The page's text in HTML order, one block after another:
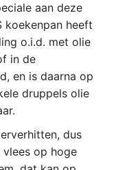
aan deze
koekenpan heeft
o.i.d. met olie
in de
en is daarna op
druppels olie
dus
op hoge